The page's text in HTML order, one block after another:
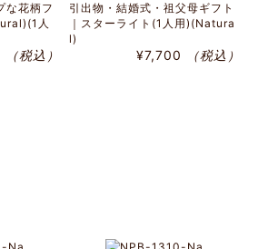
な花柄フ
人
（税込）
引出物・結婚式・祖父母ギフト
｜スターライト(1人用)(Natura
l)
¥7,700 （税込）